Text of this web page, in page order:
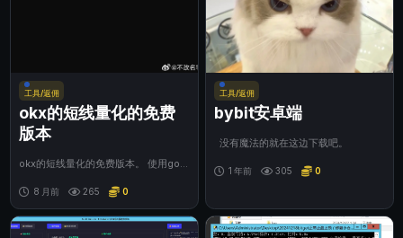
工具/返佣
okx的短线量化的免费
版本
okx的短线量化的免费版本。 使用gola
8 月前 265 0
工具/返佣
bybit安卓端
没有魔法的就在这边下载吧。
1 年前 305 0